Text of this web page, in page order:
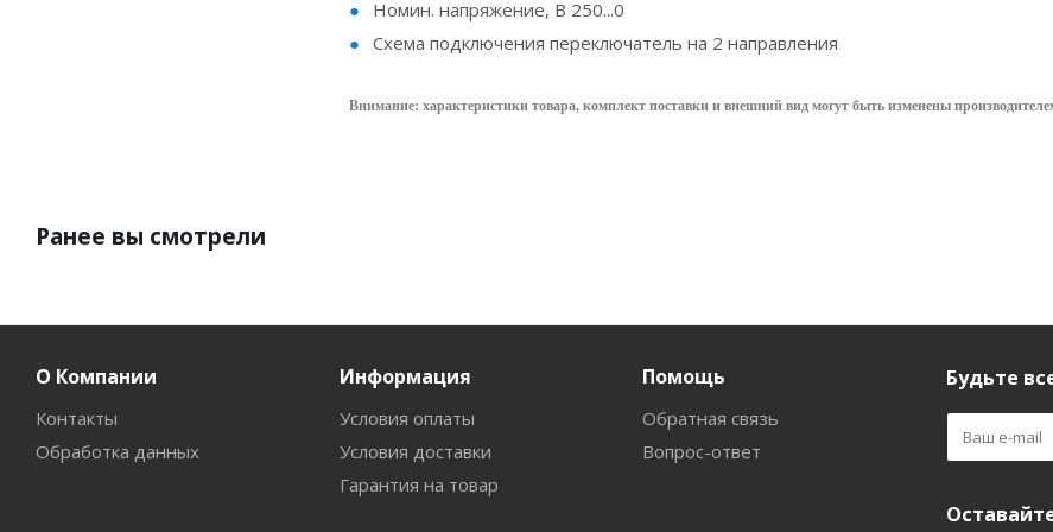
Номин. напряжение, В 250...0
Схема подключения переключатель на 2 направления
Внимание: характеристики товара, комплект поставки и внешний вид могут быть изменены
Ранее вы смотрели
О Компании
Контакты
Обработка данных
Информация
Условия оплаты
Условия доставки
Гарантия на товар
Помощь
Обратная связь
Вопрос-ответ
Будьте